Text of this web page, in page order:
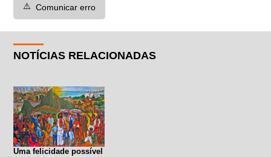
⚠️ Comunicar erro
NOTÍCIAS RELACIONADAS
Uma felicidade possível